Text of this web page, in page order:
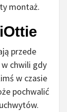
montaż.
przede
chwili gdy
w czasie
pochwalić